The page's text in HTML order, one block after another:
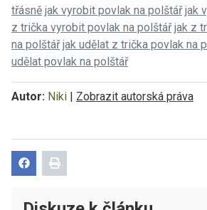
třásně jak vyrobit povlak na polštář jak
z trička vyrobit povlak na polštář jak z
na polštář jak udělat z trička povlak na
udělat povlak na polštář
Autor: Niki | Zobrazit autorská práva